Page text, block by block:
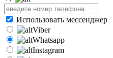
Использовать мессенджер
Viber
Whatsapp
Instagram